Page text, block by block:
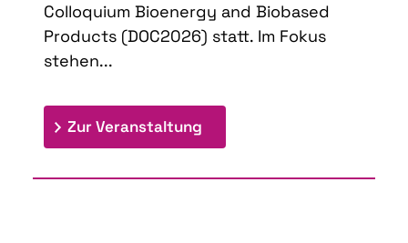
Colloquium Bioenergy and Biobased
Products (DOC2026) statt. Im Fokus
stehen...
Zur Veranstaltung